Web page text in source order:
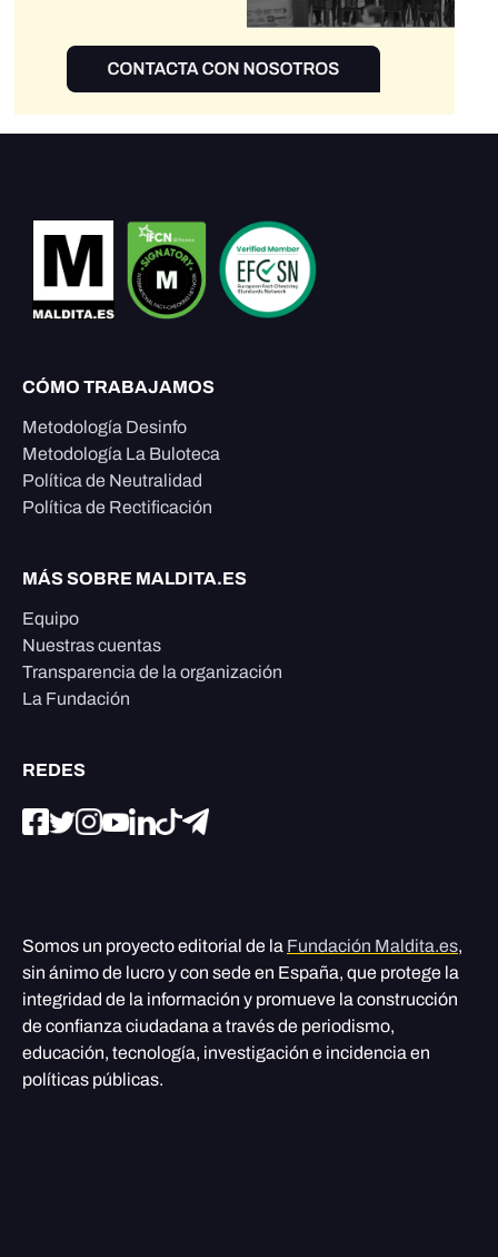
CÓMO TRABAJAMOS
Metodología Desinfo
Metodología La Buloteca
Política de Neutralidad
Política de Rectificación
MÁS SOBRE MALDITA.ES
Equipo
Nuestras cuentas
Transparencia de la organización
La Fundación
REDES
Somos un proyecto editorial de la Fundación Maldita.es,
sin ánimo de lucro y con sede en España, que protege la
integridad de la información y promueve la construcción
de confianza ciudadana a través de periodismo,
educación, tecnología, investigación e incidencia en
políticas públicas.